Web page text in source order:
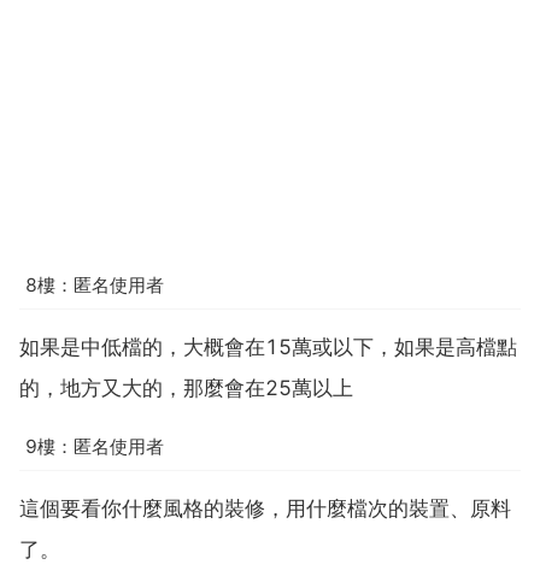
8樓：匿名使用者
如果是中低檔的，大概會在15萬或以下，如果是高檔點
的，地方又大的，那麼會在25萬以上
9樓：匿名使用者
這個要看你什麼風格的裝修，用什麼檔次的裝置、原料
了。